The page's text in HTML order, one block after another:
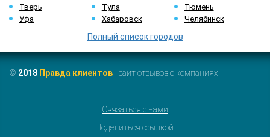
Тверь
Тула
Тюмень
Уфа
Хабаровск Челябинск
Полный список городов
© 2018 Правда клиентов- сайт отзывов о компаниях.
Связаться с нами
Поделиться ссылкой: